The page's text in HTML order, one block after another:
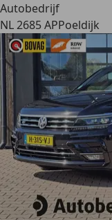
Autobedrijf
NL 2685 APPoeldijk